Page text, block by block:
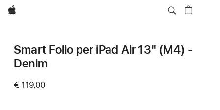
Apple
Smart Folio per iPad Air 13" (M4) -
Denim
€ 119,00